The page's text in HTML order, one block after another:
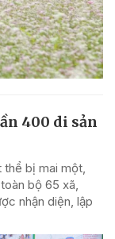
400 di sản
thể bị mai một,
bộ 65 xã,
nhận diện, lập